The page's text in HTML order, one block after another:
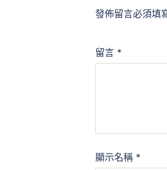
發佈留言必須填
留言 *
顯示名稱 *